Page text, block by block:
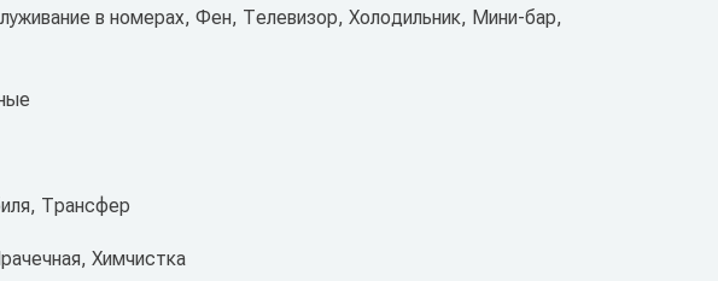
в номерах, Фен, Телевизор, Холодильник, Мини-бар,
Трансфер
Химчистка